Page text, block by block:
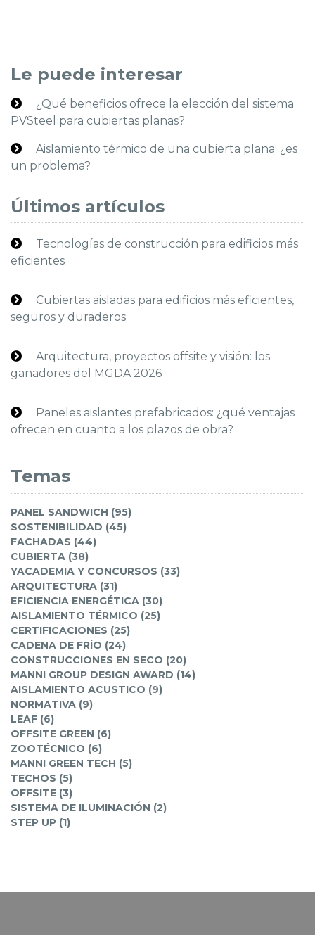
Le puede interesar
¿Qué beneficios ofrece la elección del sistema
PVSteel para cubiertas planas?
Aislamiento térmico de una cubierta plana: ¿es
un problema?
Últimos artículos
Tecnologías de construcción para edificios más
eficientes
Cubiertas aisladas para edificios más eficientes,
seguros y duraderos
Arquitectura, proyectos offsite y visión: los
ganadores del MGDA 2026
Paneles aislantes prefabricados: ¿qué ventajas
ofrecen en cuanto a los plazos de obra?
Temas
PANEL SANDWICH (95)
SOSTENIBILIDAD (45)
FACHADAS (44)
CUBIERTA (38)
YACADEMIA Y CONCURSOS (33)
ARQUITECTURA (31)
EFICIENCIA ENERGÉTICA (30)
AISLAMIENTO TÉRMICO (25)
CERTIFICACIONES (25)
CADENA DE FRÍO (24)
CONSTRUCCIONES EN SECO (20)
MANNI GROUP DESIGN AWARD (14)
AISLAMIENTO ACUSTICO (9)
NORMATIVA (9)
LEAF (6)
OFFSITE GREEN (6)
ZOOTÉCNICO (6)
MANNI GREEN TECH (5)
TECHOS (5)
OFFSITE (3)
SISTEMA DE ILUMINACIÓN (2)
STEP UP (1)